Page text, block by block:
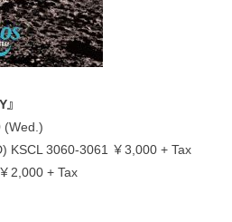
(Wed.)
KSCL 3060-3061 ￥3,000 + Tax
2,000 + Tax